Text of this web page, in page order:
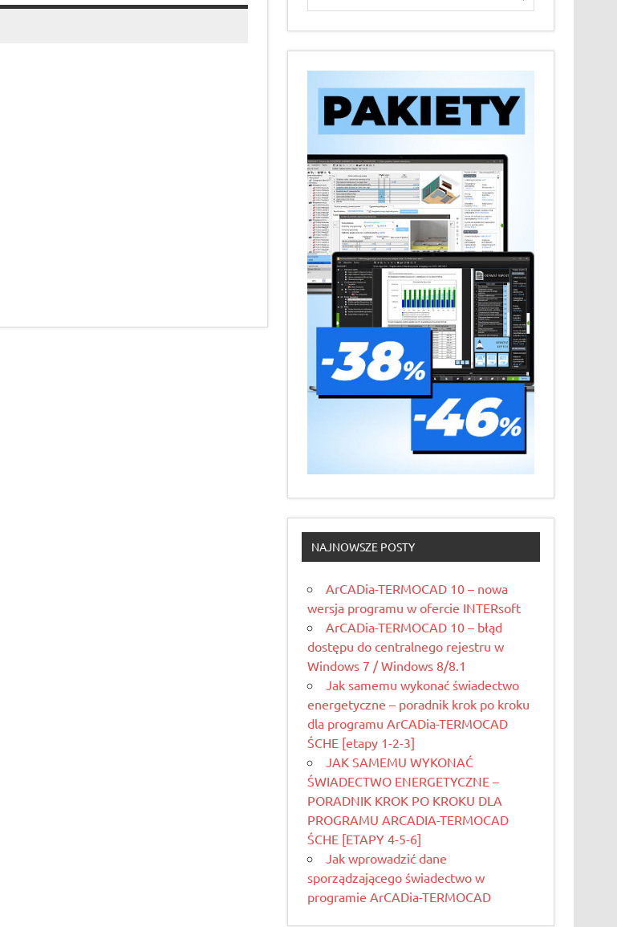
NAJNOWSZE POSTY
ArCADia-TERMOCAD 10 – nowa
wersja programu w ofercie INTERsoft
ArCADia-TERMOCAD 10 – błąd
dostępu do centralnego rejestru w
Windows 7 / Windows 8/8.1
Jak samemu wykonać świadectwo
energetyczne – poradnik krok po kroku
dla programu ArCADia-TERMOCAD
ŚCHE [etapy 1-2-3]
JAK SAMEMU WYKONAĆ
ŚWIADECTWO ENERGETYCZNE –
PORADNIK KROK PO KROKU DLA
PROGRAMU ARCADIA-TERMOCAD
ŚCHE [ETAPY 4-5-6]
Jak wprowadzić dane
sporządzającego świadectwo w
programie ArCADia-TERMOCAD